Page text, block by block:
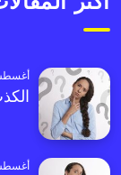
أغسطس ٠٩,
أغسطس ٠٩,